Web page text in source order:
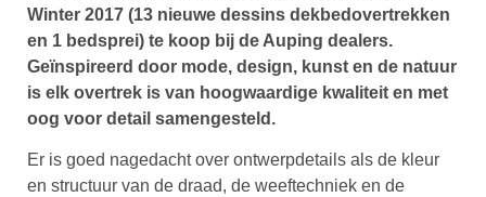
Winter 2017 (13 nieuwe dessins dekbedovertrekken
en 1 bedsprei) te koop bij de Auping dealers.
Geïnspireerd door mode, design, kunst en de natuur
is elk overtrek is van hoogwaardige kwaliteit en met
oog voor detail samengesteld.
Er is goed nagedacht over ontwerpdetails als de kleur
en structuur van de draad, de weeftechniek en de